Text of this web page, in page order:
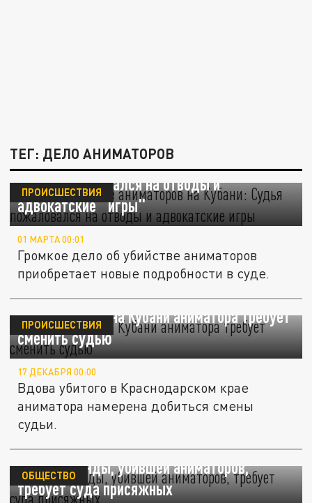
ТЕГ: ДЕЛО АНИМАТОРОВ
Дело об убийстве аниматоров на Кубани:
Судья пожаловался на отводы и
адвокатские "игры"
ПРОИСШЕСТВИЯ
01 МАРТА 00:01
Громкое дело об убийстве аниматоров
приобретает новые подробности в суде.
Вдова убитого на Кубани аниматора требует
сменить судью
ПРОИСШЕСТВИЯ
17 ДЕКАБРЯ 00:00
Вдова убитого в Краснодарском крае
аниматора намерена добиться смены
судьи.
Главарь банды, убившей аниматоров,
требует суда присяжных
ОБЩЕСТВО